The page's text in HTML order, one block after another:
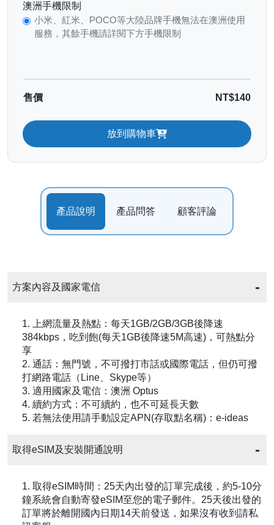
澳洲手機限制
小米、紅米、POCO等大陸品牌手機無法在澳洲使用
服務，其餘手機請詳閱下方手機限制
售價 NT$140
放到購物車
產品說明 產品問答 顧客評論
方案內容及國家電信
1. 上網流量及熱點：每天1GB/2GB/3GB後降速
384kbps，吃到飽(每天1GB後降速5M高速)，可熱點分
享
2. 通話：無門號，不可撥打市話或國際電話，但仍可撥
打網路電話（Line、Skype等）
3. 適用國家及電信：澳洲 Optus
4. 續約方式：不可續約，也不可延長天數
5. 若無法使用請手動設定APN(存取點名稱)：e-ideas
取得eSIM及安裝開通說明
1. 取得eSIM時間：25天內出發的訂單完成後，約5-10分
鐘系統會自動寄發eSIM至您的電子郵件。25天後出發的
訂單將於離開國內日期14天前發送，如果沒有收到請私